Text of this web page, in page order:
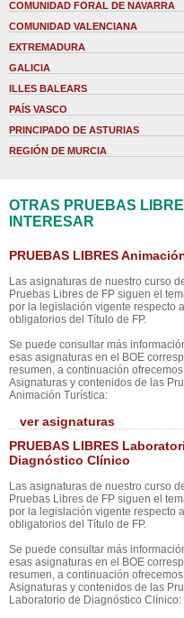
COMUNIDAD FORAL DE NAVARRA
COMUNIDAD VALENCIANA
EXTREMADURA
GALICIA
ILLES BALEARS
PAÍS VASCO
PRINCIPADO DE ASTURIAS
REGIÓN DE MURCIA
OTRAS PRUEBAS
INTERESAR
PRUEBAS LIBRES
Las asignaturas de nuestro curso
Pruebas Libres de FP siguen el
por la legislación vigente respecto
obligatorios del Título de FP.
Se puede consultar más
esas asignaturas en el BOE
resumen, a continuación
Asignaturas y contenidos de las
Animación Turística:
ver asignaturas
PRUEBAS LIBRES
Diagnóstico Clínico
Las asignaturas de nuestro curso
Pruebas Libres de FP siguen el
por la legislación vigente respecto
obligatorios del Título de FP.
Se puede consultar más
esas asignaturas en el BOE
resumen, a continuación
Asignaturas y contenidos de las
Laboratorio de Diagnóstico Clínico: